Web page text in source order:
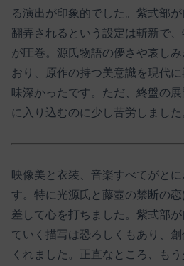
る演出が印象的でした。紫式部
翻弄されるという設定は斬新で
が圧巻。源氏物語の儚さや哀し
おり、原作の持つ美意識を現代
味深かったです。ただ、終盤の
に入り込むのに少し苦労しました
映像美と衣装、音楽すべてがと
す。特に光源氏と藤壺の禁断の
差して心を打ちました。紫式部
ていく描写は恐ろしくもあり、
くれました。正直なところ、も